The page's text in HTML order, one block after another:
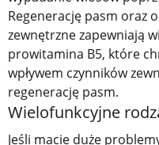
Regenerację pasm oraz
zewnętrzne zapewniają
prowitamina B5, które
wpływem czynników
regenerację pasm.
Wielofunkcyjne
Jeśli macie duże